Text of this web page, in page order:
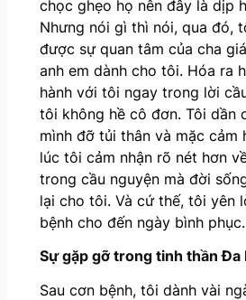
chọc ghẹo họ nên đây là dịp
Nhưng nói gì thì nói, qua đó,
được sự quan tâm của cha
anh em dành cho tôi. Hóa ra
hành với tôi ngay trong lời
tôi không hề cô đơn. Tôi dần
mình đỡ tủi thân và mặc cảm
lúc tôi cảm nhận rõ nét hơn
trong cầu nguyện mà đời
lại cho tôi. Và cứ thế, tôi yên
bệnh cho đến ngày bình phục.
Sự gặp gỡ trong tinh thần Đa
Sau cơn bệnh, tôi dành vài